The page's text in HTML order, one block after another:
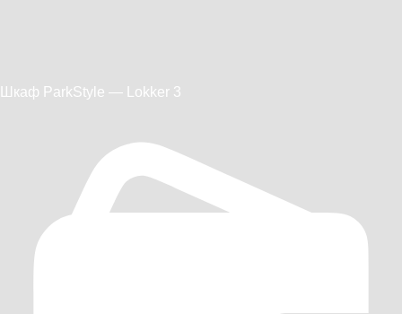
Шкаф ParkStyle — Lokker 3